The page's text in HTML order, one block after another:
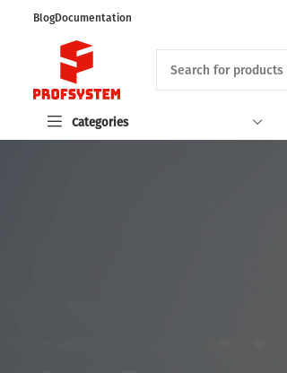
BlogDocumentation
Categories